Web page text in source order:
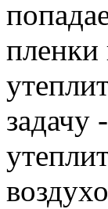
пленки
задачу